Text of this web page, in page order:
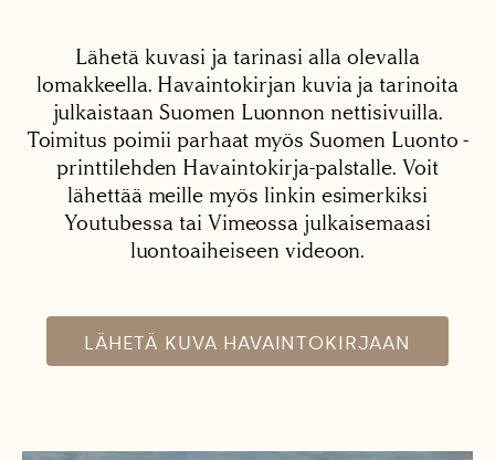
Lähetä kuvasi ja tarinasi alla olevalla
lomakkeella. Havaintokirjan kuvia ja tarinoita
julkaistaan Suomen Luonnon nettisivuilla.
Toimitus poimii parhaat myös Suomen Luonto -
printtilehden Havaintokirja-palstalle. Voit
lähettää meille myös linkin esimerkiksi
Youtubessa tai Vimeossa julkaisemaasi
luontoaiheiseen videoon.
LÄHETÄ KUVA HAVAINTOKIRJAAN